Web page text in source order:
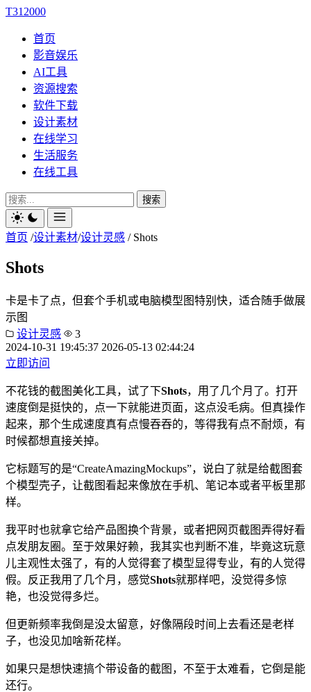
T312000
首页
影音娱乐
AI工具
资源搜索
软件下载
设计素材
在线学习
生活服务
在线工具
搜索
首页 /设计素材/设计灵感 / Shots
Shots
卡是卡了点，但套个手机或电脑模型图特别快，适合随手做展
示图
设计灵感
3
2024-10-31 19:45:37 2026-05-13 02:44:24
立即访问
不花钱的截图美化工具，试了下Shots，用了几个月了。打开
速度倒是挺快的，点一下就能进页面，这点没毛病。但真操作
起来，那个生成速度真有点慢吞吞的，等得我有点不耐烦，有
时候都想直接关掉。
它标题写的是“CreateAmazingMockups”，说白了就是给截图套
个模型壳子，让截图看起来像放在手机、笔记本或者平板里那
样。
我平时也就拿它给产品图换个背景，或者把网页截图弄得好看
点发朋友圈。至于效果好赖，我其实也判断不准，毕竟这玩意
儿主观性太强了，有的人觉得套了模型显得专业，有的人觉得
假。反正我用了几个月，感觉Shots就那样吧，没觉得多惊
艳，也没觉得多烂。
但更新频率我倒是没太留意，好像隔段时间上去看还是老样
子，也没见加啥新花样。
如果只是想快速搞个带设备的截图，不至于太难看，它倒是能
还行。